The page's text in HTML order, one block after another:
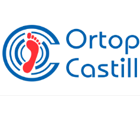
a
la
navegación
al
contenido